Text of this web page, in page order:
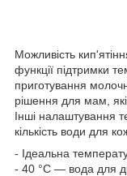
Можливість
функції підтримки
приготування
рішення для мам,
Інші налаштування
кількість води для
- Ідеальна
- 40 °C — вода для